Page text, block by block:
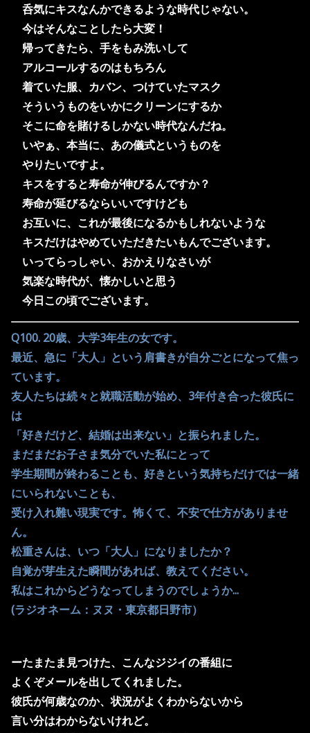
呑気にキスなんかできるような時代じゃない。
今はそんなことしたら大変！
帰ってきたら、手をもみ洗いして
アルコールするのはもちろん
着ていた服、カバン、つけていたマスク
そういうものをいかにクリーンにするか
そこに命を賭けるしかない時代なんだね。
いやぁ、本当に、あの儀式というものを
やりたいですよ。
キスをすると寿命が伸びるんですか？
寿命が延びるならいいですけども
お互いに、これが最後になるかもしれないような
キスだけはやめていただきたいもんでございます。
いってらっしゃい、おかえりなさいが
気楽な時代が、懐かしいと思う
今日この頃でございます。
Q100. 20歳、大学3年生の女です。
最近、急に「大人」という肩書きが自分ごとになって焦っ
ています。
友人たちは続々と就職活動が始め、3年付き合った彼氏に
は
「好きだけど、結婚は出来ない」と振られました。
まだまだお子さま気分でいた私にとって
学生期間が終わることも、好きという気持ちだけでは一緒
にいられないことも、
受け入れ難い現実です。怖くて、不安で仕方がありませ
ん。
松重さんは、いつ「大人」になりましたか？
自覚が芽生えた瞬間があれば、教えてください。
私はこれからどうなってしまうのでしょうか...
(ラジオネーム：ヌヌ・東京都日野市）
ーたまたま見つけた、こんなジジイの番組に
よくぞメールを出してくれました。
彼氏が何歳なのか、状況がよくわからないから
言い分はわからないけれど。